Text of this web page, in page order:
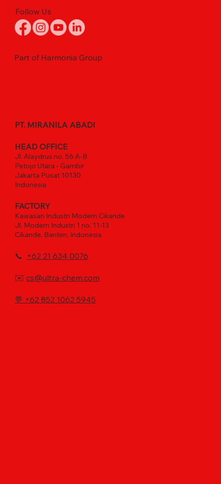
Follow Us
Part of Harmonia Group
PT. MIRANILA ABADI
HEAD OFFICE
Jl. Alaydrus no. 56 A-B
Petojo Utara - Gambir
Jakarta Pusat 10130
Indonesia
FACTORY
Kawasan Industri Modern Cikande
Jl. Modern Industri 1 no. 11-13
Cikande, Banten, Indonesia
📞 +62 21 634 0076
✉️ cs@ultra-chem.com
💬 +62 852 1062 5945